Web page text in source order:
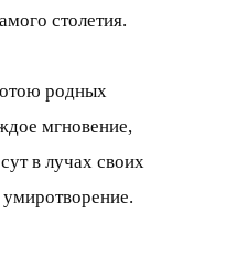
столетия.
родных
мгновение,
в лучах своих